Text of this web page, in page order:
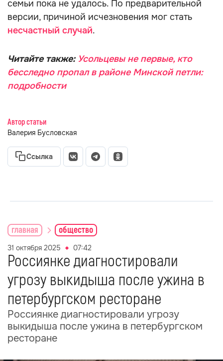
семьи пока не удалось. По предварительной
версии, причиной исчезновения мог стать
несчастный случай.
Читайте также: Усольцевы не первые, кто
бесследно пропал в районе Минской петли:
подробности
Автор статьи
Валерия Бусловская
Ссылка
главная общество
31 октября 2025 07:42
Россиянке диагностировали
угрозу выкидыша после ужина в
петербургском ресторане
Россиянке диагностировали угрозу
выкидыша после ужина в петербургском
ресторане